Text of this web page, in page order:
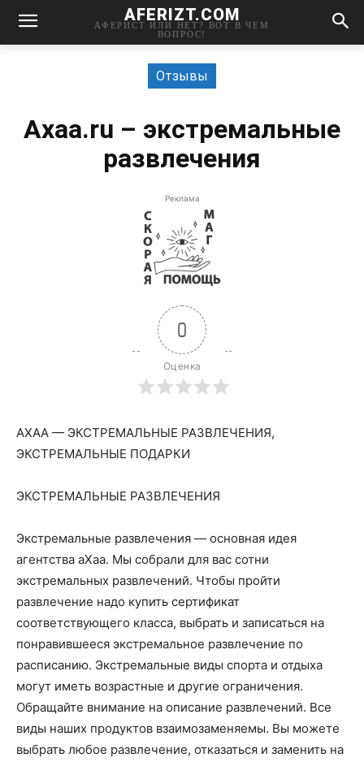
AFERIZT.COM
АФЕРИСТ ИЛИ НЕТ? ВОТ В ЧЕМ
ВОПРОС!
Отзывы
Axaa.ru – экстремальные
развлечения
Реклама
0
Оценка
AXAA — ЭКСТРЕМАЛЬНЫЕ РАЗВЛЕЧЕНИЯ,
ЭКСТРЕМАЛЬНЫЕ ПОДАРКИ
ЭКСТРЕМАЛЬНЫЕ РАЗВЛЕЧЕНИЯ
Экстремальные развлечения — основная идея
агентства аХаа. Мы собрали для вас сотни
экстремальных развлечений. Чтобы пройти
развлечение надо купить сертификат
соответствующего класса, выбрать и записаться на
понравившееся экстремальное развлечение по
расписанию. Экстремальные виды спорта и отдыха
могут иметь возрастные и другие ограничения.
Обращайте внимание на описание развлечений. Все
виды наших продуктов взаимозаменяемы. Вы можете
выбрать любое развлечение, отказаться и заменить на